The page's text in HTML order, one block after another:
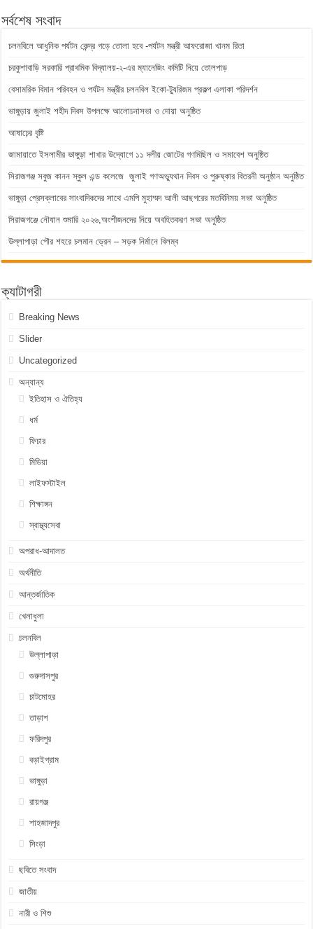
সর্বশেষ সংবাদ
চলনবিলে আধুনিক পর্যটন কেন্দ্র গড়ে তোলা হবে -পর্যটন মন্ত্রী আফরোজা খানম রিতা
চরকুশাবাড়ি সরকারি প্রাথমিক বিদ্যালয়-২-এর ম্যানেজিং কমিটি নিয়ে তোলপাড়
বেসামরিক বিমান পরিবহন ও পর্যটন মন্ত্রীর চলনবিল ইকো-ট্যুরিজম প্রকল্প এলাকা পরিদর্শন
ভাঙ্গুড়ায় জুলাই শহীদ দিবস উপলক্ষে আলোচনাসভা ও দোয়া অনুষ্ঠিত
আষাঢ়ের বৃষ্টি
জামায়াতে ইসলামীর ভাঙ্গুড়া শাখার উদ্যোগে ১১ দলীয় জোটের গণমিছিল ও সমাবেশ অনুষ্ঠিত
সিরাজগঞ্জ সবুজ কানন স্কুল এন্ড কলেজে জুলাই গণঅভ্যুথান দিবস ও পুরুষ্কার বিতরনী অনুষ্ঠান অনুষ্ঠিত
ভাঙ্গুড়া প্রেসক্লাবের সাংবাদিকদের সাথে এমপি মুহাম্মদ আলী আছগরের মতবিনিময় সভা অনুষ্ঠিত
সিরাজগঞ্জে নৌযান শুমারি ২০২৬,অংশীজনদের নিয়ে অবহিতকরণ সভা অনুষ্ঠিত
উল্লাপাড়া পৌর শহরে চলমান ড্রেন – সড়ক নির্মানে বিলম্ব
ক্যাটাগরী
Breaking News
Slider
Uncategorized
অন্যান্য
ইতিহাস ও ঐতিহ্য
ধর্ম
ফিচার
মিডিয়া
লাইফস্টাইল
শিক্ষাঙ্গন
স্বাস্থ্যসেবা
অপরাধ-আদালত
অর্থনীতি
আন্তর্জাতিক
খেলাধুলা
চলনবিল
উল্লাপাড়া
গুরুদাসপুর
চাটমোহর
তাড়াশ
ফরিদপুর
বড়াইগ্রাম
ভাঙ্গুড়া
রায়গঞ্জ
শাহজাদপুর
সিংড়া
ছবিতে সংবাদ
জাতীয়
নারী ও শিশু